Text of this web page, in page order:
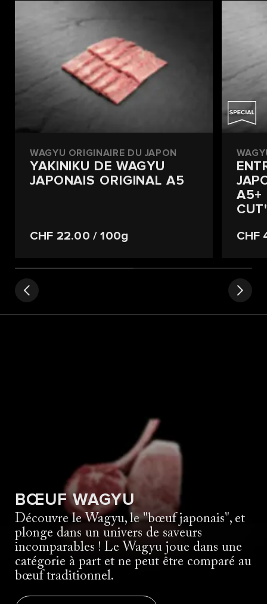
WAGYU ORIGINAIRE DU JAPON
YAKINIKU DE WAGYU
JAPONAIS ORIGINAL A5
CHF 22.00 / 100g
A5+
CHF
BŒUF WAGYU
Découvre le Wagyu, le "bœuf japonais", et
plonge dans un univers de saveurs
incomparables ! Le Wagyu joue dans une
catégorie à part et ne peut être comparé au
bœuf traditionnel.